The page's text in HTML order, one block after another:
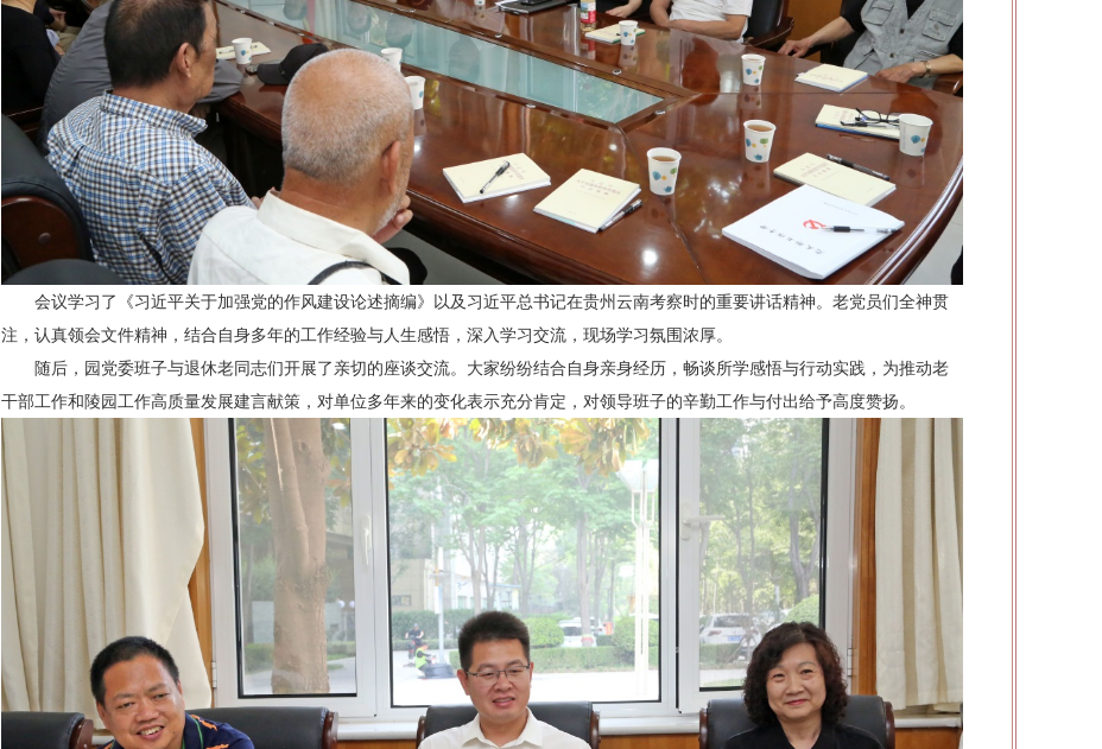
会议学习了《习近平关于加强党的作风建设论述摘编》以及习近平总书记在贵州云南考察时的重要讲话精神。老党员们全神贯
注，认真领会文件精神，结合自身多年的工作经验与人生感悟，深入学习交流，现场学习氛围浓厚。
随后，园党委班子与退休老同志们开展了亲切的座谈交流。大家纷纷结合自身亲身经历，畅谈所学感悟与行动实践，为推动老
干部工作和陵园工作高质量发展建言献策，对单位多年来的变化表示充分肯定，对领导班子的辛勤工作与付出给予高度赞扬。